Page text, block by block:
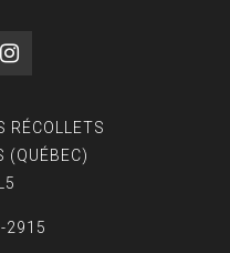
RÉCOLLETS
(QUÉBEC)
2915